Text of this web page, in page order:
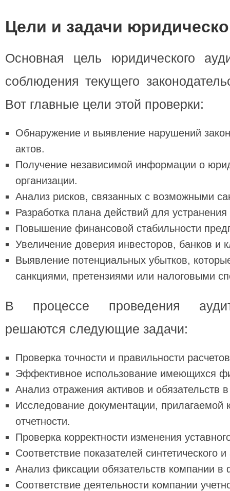
Цели и задачи
Основная цель юридического
соблюдения текущего
Вот главные цели этой проверки:
Обнаружение и выявление нарушений
актов.
Получение независимой информации о
организации.
Анализ рисков, связанных с возможными
Разработка плана действий для
Повышение финансовой стабильности
Увеличение доверия инвесторов, банков и
Выявление потенциальных убытков,
санкциями, претензиями или налоговыми
В процессе проведения
решаются следующие задачи:
Проверка точности и правильности
Эффективное использование имеющихся
Анализ отражения активов и обязательств
Исследование документации, прилагаемой
отчетности.
Проверка корректности изменения
Соответствие показателей синтетического
Анализ фиксации обязательств компании в
Соответствие деятельности компании